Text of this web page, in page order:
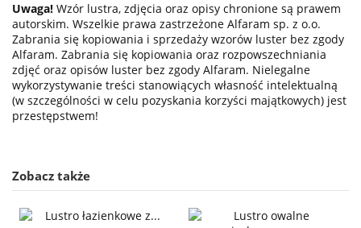
Uwaga! Wzór lustra, zdjęcia oraz opisy chronione są prawem
autorskim. Wszelkie prawa zastrzeżone Alfaram sp. z o.o.
Zabrania się kopiowania i sprzedaży wzorów luster bez zgody
Alfaram. Zabrania się kopiowania oraz rozpowszechniania
zdjęć oraz opisów luster bez zgody Alfaram. Nielegalne
wykorzystywanie treści stanowiących własność intelektualną
(w szczególności w celu pozyskania korzyści majątkowych) jest
przestępstwem!
Zobacz także